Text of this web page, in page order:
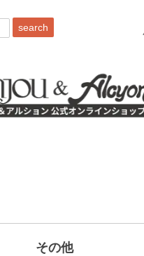
search
その他